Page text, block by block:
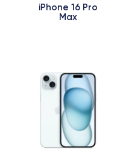
iPhone 16 Pro
Max